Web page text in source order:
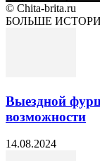
© Chita-brita.ru
БОЛЬШЕ
Выездной
возможности
14.08.2024